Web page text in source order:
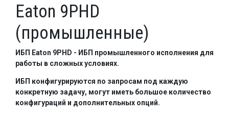
Eaton 9PHD
(промышленные)
ИБП Eaton 9PHD - ИБП промышленного исполнения для
работы в сложных условиях.
ИБП конфигурируются по запросам под каждую
конкретную задачу, могут иметь большое количество
конфигураций и дополнительных опций.